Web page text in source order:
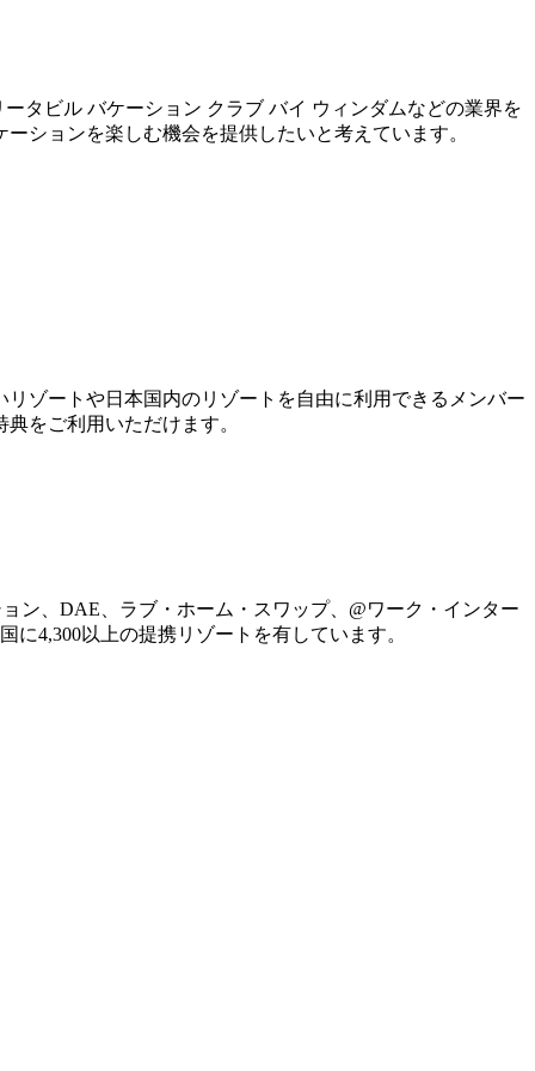
タビル バケーション クラブ バイ ウィンダムなどの業界を
ションを楽しむ機会を提供したいと考えています。
ゾートや日本国内のリゾートを自由に利用できるメンバー
をご利用いただけます。
ン、DAE、ラブ・ホーム・スワップ、@ワーク・インター
4,300以上の提携リゾートを有しています。